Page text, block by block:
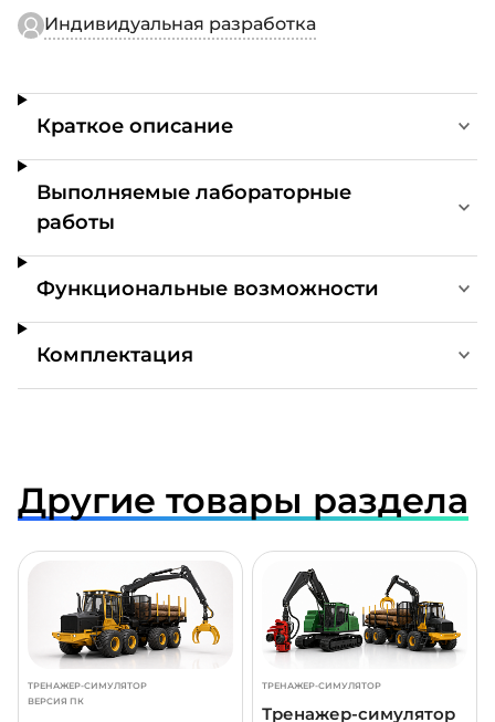
Индивидуальная разработка
Краткое описание
Выполняемые лабораторные
работы
Функциональные возможности
Комплектация
Другие товары раздела
ТРЕНАЖЕР-СИМУЛЯТОР
ВЕРСИЯ ПК
ТРЕНАЖЕР-СИМУЛЯТОР
Тренажер-симулятор
ПОДРОБНЕЕ